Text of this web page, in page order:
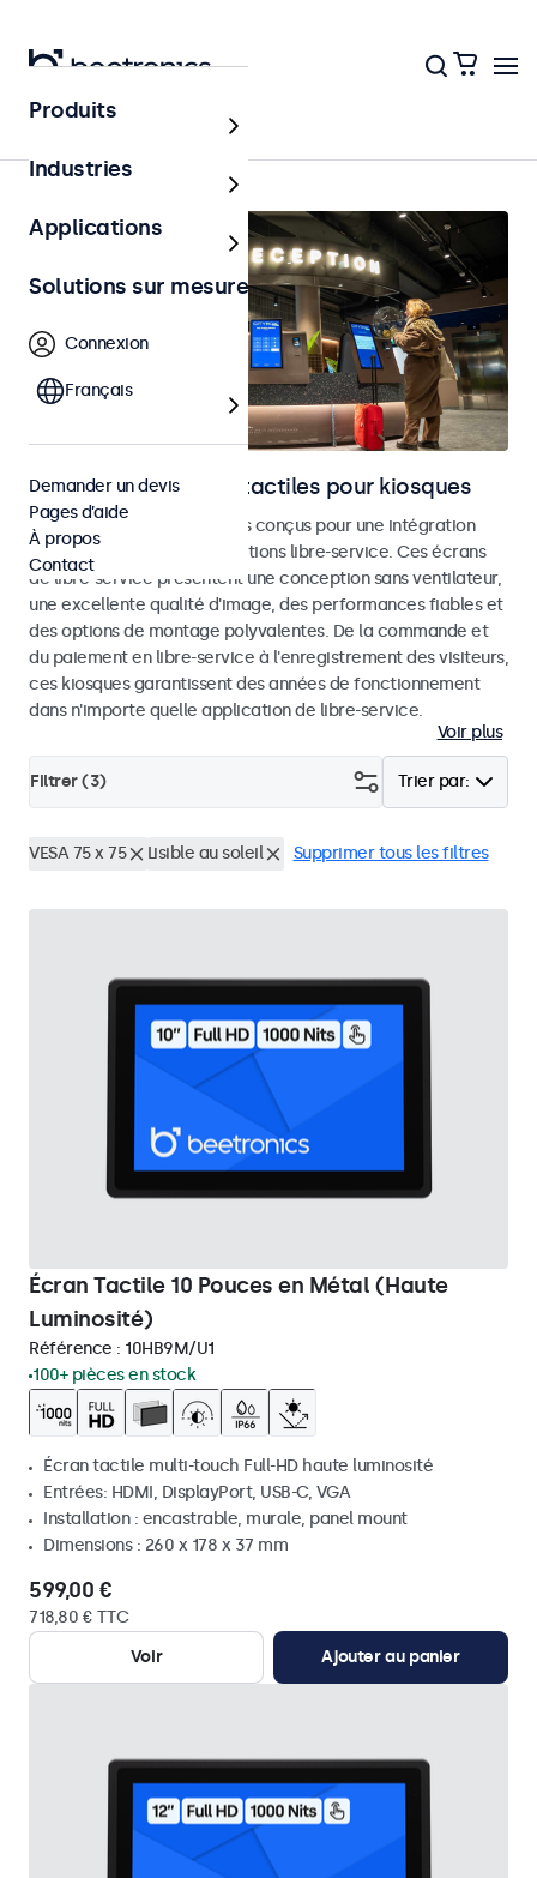
Accueil
Moniteurs et écrans tactiles pour kiosques
Moniteurs et écrans tactiles conçus pour une intégration
dans les kiosques et les solutions libre-service. Ces écrans
de libre-service présentent une conception sans ventilateur,
une excellente qualité d'image, des performances fiables et
des options de montage polyvalentes. De la commande et
du paiement en libre-service à l'enregistrement des visiteurs,
ces kiosques garantissent des années de fonctionnement
dans n'importe quelle application de libre-service.
Voir plus
Trier par:
Filtrer (3)
VESA 75 x 75 Lisible au soleil Supprimer tous les filtres
Écran Tactile 10 Pouces en Métal (Haute
Luminosité)
Référence : 10HB9M/U1
100+ pièces en stock
Écran tactile multi-touch Full-HD haute luminosité
Entrées: HDMI, DisplayPort, USB-C, VGA
Installation : encastrable, murale, panel mount
Dimensions : 260 x 178 x 37 mm
599,00 €
718,80 € TTC
Voir
Ajouter au panier
Produits
Industries
Applications
Solutions sur mesure
Connexion
Français
Demander un devis
Pages d’aide
À propos
Contact